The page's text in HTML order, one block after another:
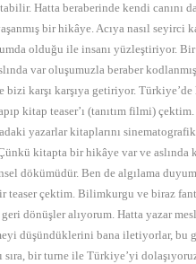
Hatta beraberinde kendi canını
bir hikâye. Acıya nasıl seyirci
olduğu ile insanı yüzleştiriyor.
var oluşumuzla beraber
karşı karşıya getiriyor. Türkiye’de
kitap teaser’ı (tanıtım filmi)
yazarlar kitaplarını
kitapta bir hikâye var ve aslında
dökümüdür. Ben de algılama
teaser çektim. Bilimkurgu ve biraz
dönüşler alıyorum. Hatta yazar
düşündüklerini bana iletiyorlar, bu
sıra, bir turne ile Türkiye’yi